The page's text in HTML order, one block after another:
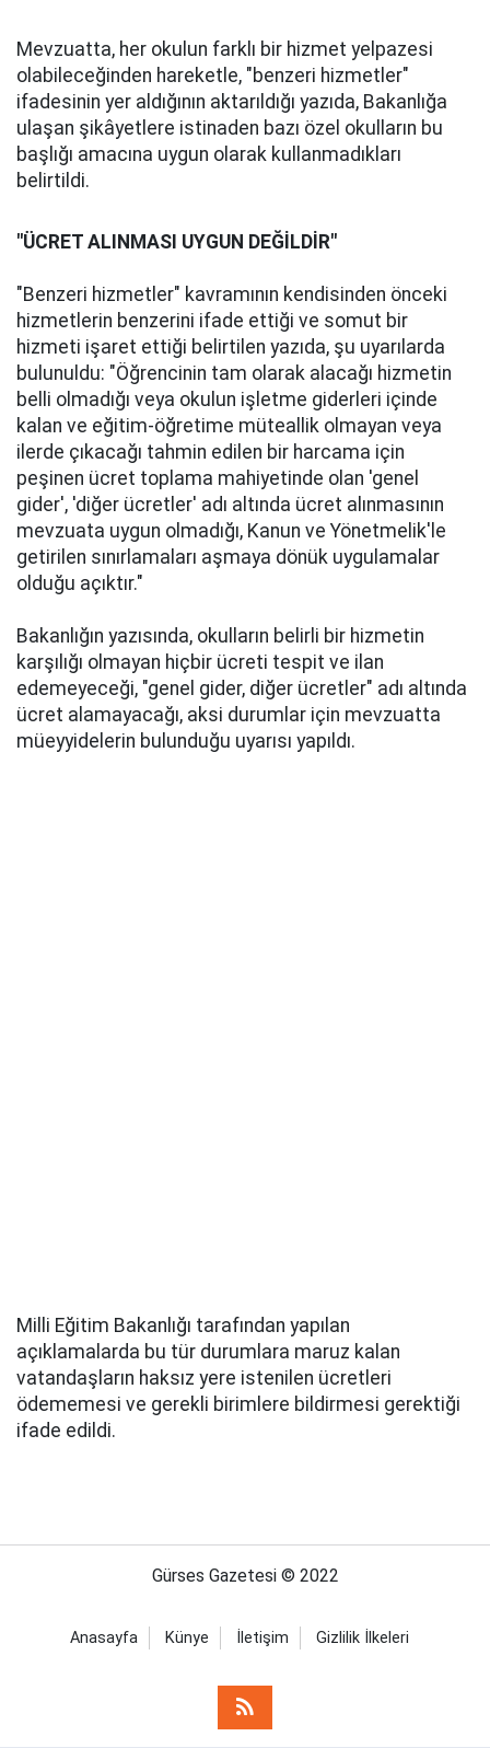
Mevzuatta, her okulun farklı bir hizmet yelpazesi
olabileceğinden hareketle, "benzeri hizmetler"
ifadesinin yer aldığının aktarıldığı yazıda, Bakanlığa
ulaşan şikâyetlere istinaden bazı özel okulların bu
başlığı amacına uygun olarak kullanmadıkları
belirtildi.
"ÜCRET ALINMASI UYGUN DEĞİLDİR"
"Benzeri hizmetler" kavramının kendisinden önceki
hizmetlerin benzerini ifade ettiği ve somut bir
hizmeti işaret ettiği belirtilen yazıda, şu uyarılarda
bulunuldu: "Öğrencinin tam olarak alacağı hizmetin
belli olmadığı veya okulun işletme giderleri içinde
kalan ve eğitim-öğretime müteallik olmayan veya
ilerde çıkacağı tahmin edilen bir harcama için
peşinen ücret toplama mahiyetinde olan 'genel
gider', 'diğer ücretler' adı altında ücret alınmasının
mevzuata uygun olmadığı, Kanun ve Yönetmelik'le
getirilen sınırlamaları aşmaya dönük uygulamalar
olduğu açıktır."
Bakanlığın yazısında, okulların belirli bir hizmetin
karşılığı olmayan hiçbir ücreti tespit ve ilan
edemeyeceği, "genel gider, diğer ücretler" adı altında
ücret alamayacağı, aksi durumlar için mevzuatta
müeyyidelerin bulunduğu uyarısı yapıldı.
Milli Eğitim Bakanlığı tarafından yapılan
açıklamalarda bu tür durumlara maruz kalan
vatandaşların haksız yere istenilen ücretleri
ödememesi ve gerekli birimlere bildirmesi gerektiği
ifade edildi.
Gürses Gazetesi © 2022
Anasayfa Künye İletişim Gizlilik İlkeleri